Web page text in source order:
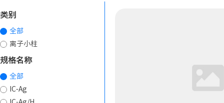
类别
全部
离子小柱
规格名称
全部
IC-Ag